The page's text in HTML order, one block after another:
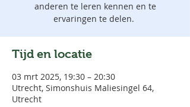
anderen te leren kennen en te
ervaringen te delen.
Tijd en locatie
03 mrt 2025, 19:30 – 20:30
Utrecht, Simonshuis Maliesingel 64,
Utrecht